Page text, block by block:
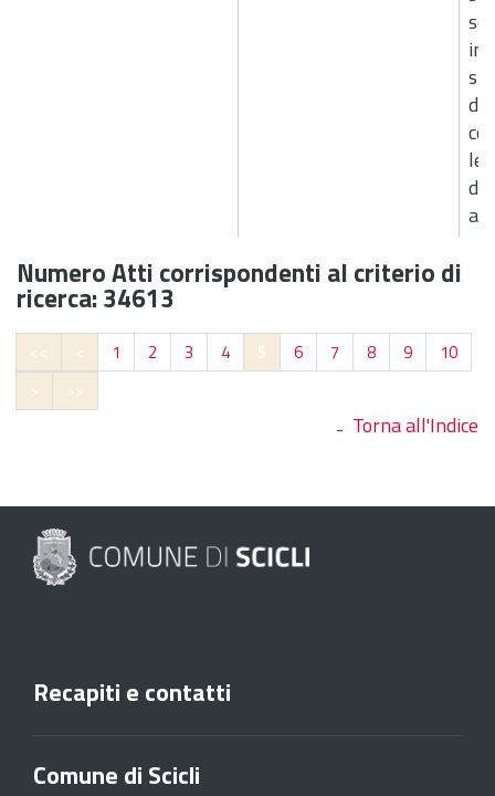
di
Numero Atti corrispondenti al criterio di
ricerca: 34613
<< < 1 2 3 4 5 6 7 8 9
10
>
>>
Torna all'Indice
Recapiti e contatti
Comune di Scicli